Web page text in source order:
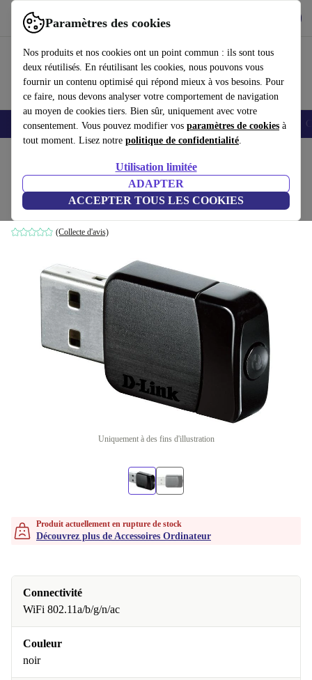
Paramètres des cookies
Nos produits et nos cookies ont un point commun : ils sont tous
deux réutilisés. En réutilisant les cookies, nous pouvons vous
fournir un contenu optimisé qui répond mieux à vos besoins. Pour
ce faire, nous devons analyser votre comportement de navigation
au moyen de cookies tiers. Bien sûr, uniquement avec votre
consentement. Vous pouvez modifier vos paramètres de cookies à
tout moment. Lisez notre politique de confidentialité.
Utilisation limitée
ADAPTER
ACCEPTER TOUS LES COOKIES
Utilisez refurbed rapidement et facilement
Smartphones Laptops Tablettes Montres connectées Accessoires
D-Link DWA-171
Noir
(Collecte d'avis)
Uniquement à des fins d'illustration
Produit actuellement en rupture de stock
Découvrez plus de Accessoires Ordinateur
Connectivité
WiFi 802.11a/b/g/n/ac
Couleur
noir